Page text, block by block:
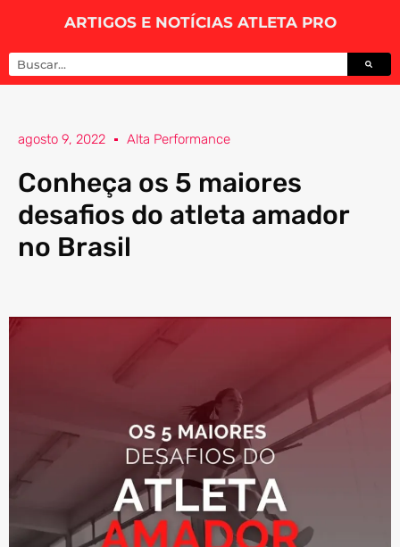
ARTIGOS E NOTÍCIAS ATLETA PRO
agosto 9, 2022 Alta Performance
Conheça os 5 maiores
desafios do atleta amador
no Brasil